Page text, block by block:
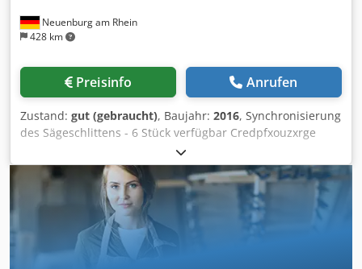
Neuenburg am Rhein
428 km
Preisinfo Anrufen
Zustand: gut (gebraucht), Baujahr: 2016, Synchronisierung
des Sägeschlittens - 6 Stück verfügbar Credpfxouzxrge